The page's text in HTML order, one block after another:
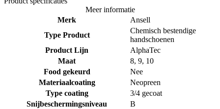
Meer informatie
Merk
Ansell
Type Product
Chemisch bestendige
handschoenen
Product Lijn
AlphaTec
Maat
8, 9, 10
Food gekeurd
Nee
Materiaalcoating
Neopreen
Type coating
3/4 gecoat
Snijbeschermingsniveau
B